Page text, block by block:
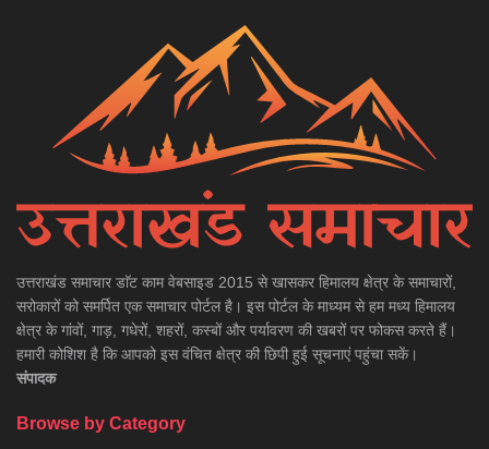
उत्तराखंड समाचार डाॅट काम वेबसाइड 2015 से खासकर हिमालय क्षेत्र के समाचारों,
सरोकारों को समर्पित एक समाचार पोर्टल है। इस पोर्टल के माध्यम से हम मध्य हिमालय
क्षेत्र के गांवों, गाड़, गधेरों, शहरों, कस्बों और पर्यावरण की खबरों पर फोकस करते हैं।
हमारी कोशिश है कि आपको इस वंचित क्षेत्र की छिपी हुई सूचनाएं पहुंचा सकें।
संपादक
Browse by Category